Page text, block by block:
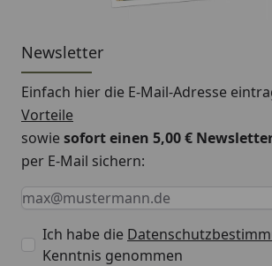
Newsletter
Einfach hier die E-Mail-Adresse
Vorteile
sowiesofort einen 5,00 €
per E-Mail sichern:
Keine Eingabe erforderlich
Eingabe erforderlich
E-Mail *
Ich habe die
Kenntnis genommen